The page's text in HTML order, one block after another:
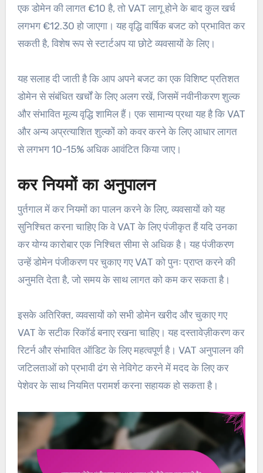
एक डोमेन की लागत €10 है, तो VAT लागू होने के बाद कुल खर्च
लगभग €12.30 हो जाएगा। यह वृद्धि वार्षिक बजट को प्रभावित कर
सकती है, विशेष रूप से स्टार्टअप या छोटे व्यवसायों के लिए।
यह सलाह दी जाती है कि आप अपने बजट का एक विशिष्ट प्रतिशत
डोमेन से संबंधित खर्चों के लिए अलग रखें, जिसमें नवीनीकरण शुल्क
और संभावित मूल्य वृद्धि शामिल हैं। एक सामान्य प्रथा यह है कि VAT
और अन्य अप्रत्याशित शुल्कों को कवर करने के लिए आधार लागत
से लगभग 10-15% अधिक आवंटित किया जाए।
कर नियमों का अनुपालन
पुर्तगाल में कर नियमों का पालन करने के लिए, व्यवसायों को यह
सुनिश्चित करना चाहिए कि वे VAT के लिए पंजीकृत हैं यदि उनका
कर योग्य कारोबार एक निश्चित सीमा से अधिक है। यह पंजीकरण
उन्हें डोमेन पंजीकरण पर चुकाए गए VAT को पुनः प्राप्त करने की
अनुमति देता है, जो समय के साथ लागत को कम कर सकता है।
इसके अतिरिक्त, व्यवसायों को सभी डोमेन खरीद और चुकाए गए
VAT के सटीक रिकॉर्ड बनाए रखना चाहिए। यह दस्तावेज़ीकरण कर
रिटर्न और संभावित ऑडिट के लिए महत्वपूर्ण है। VAT अनुपालन की
जटिलताओं को प्रभावी ढंग से नेविगेट करने में मदद के लिए कर
पेशेवर के साथ नियमित परामर्श करना सहायक हो सकता है।